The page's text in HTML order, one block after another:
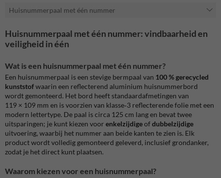
Huisnummerpaal met één nummer
Huisnummerpaal met één nummer: vindbaarheid en
veiligheid in één
Wat is een huisnummerpaal met één nummer?
Een huisnummerpaal is een stevige bermpaal van 100 % gerecycled
kunststofwaarin een reflecterend aluminium huisnummerbord
wordt gemonteerd. Het bord heeft standaardafmetingen van
119 × 109 mm en is voorzien van klasse‑3 reflecterende folie met een
modern lettertype. De paal is circa 125 cm lang en bevat twee
uitsparingen; je kunt kiezen voor enkelzijdigeofdubbelzijdige
uitvoering, waarbij het nummer aan beide kanten te zien is. Elk
product wordt volledig gemonteerd geleverd, inclusief grondanker,
zodat je het direct kunt plaatsen.
Waarom kiezen voor een huisnummerpaal?